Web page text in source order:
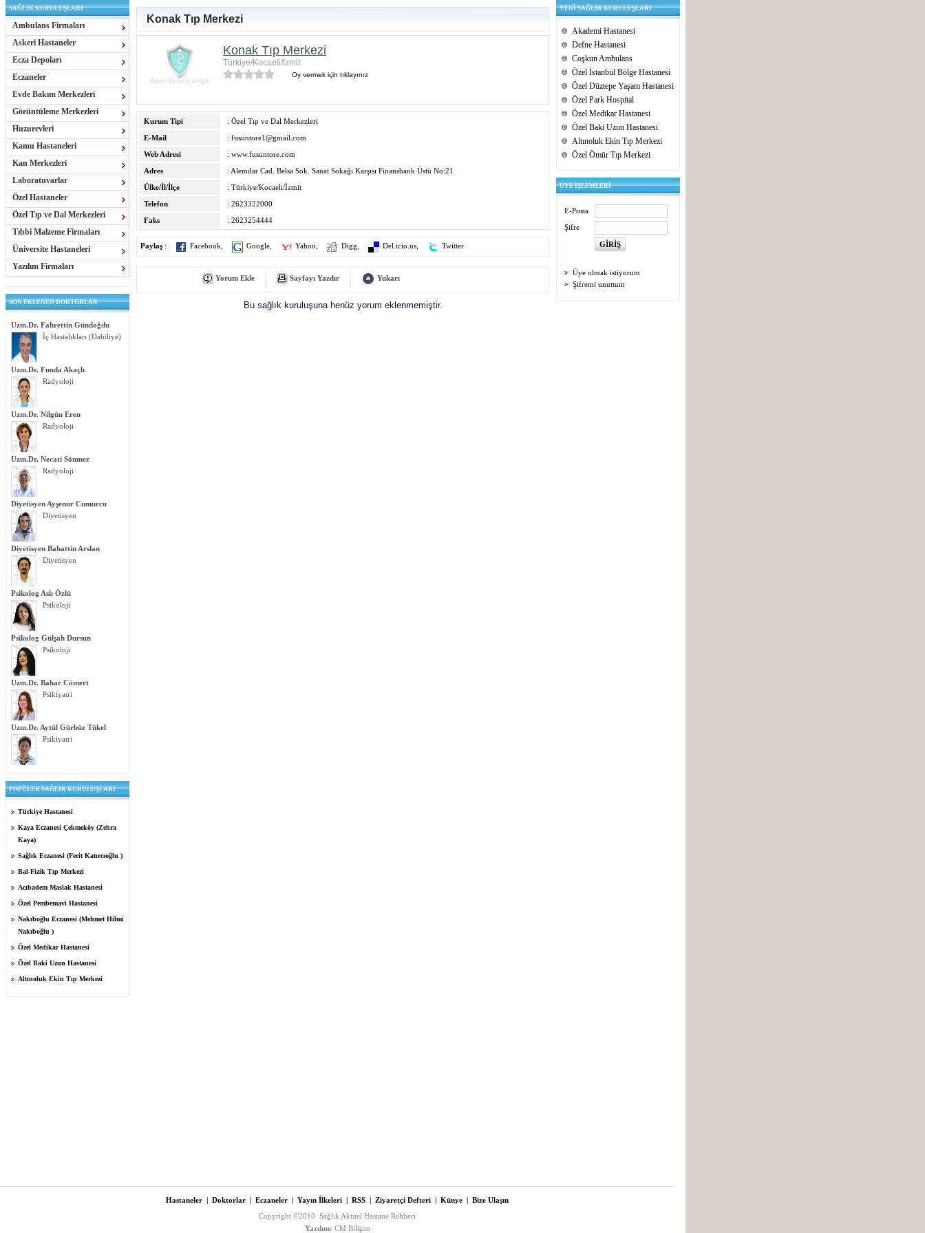
SAĞLIK KURULUŞLARI
Ambulans Firmaları
Askeri Hastaneler
Ecza Depoları
Eczaneler
Evde Bakım Merkezleri
Görüntüleme Merkezleri
Huzurevleri
Kamu Hastaneleri
Kan Merkezleri
Laboratuvarlar
Özel Hastaneler
Özel Tıp ve Dal Merkezleri
Tıbbi Malzeme Firmaları
Üniversite Hastaneleri
Yazılım Firmaları
SON EKLENEN DOKTORLAR
Uzm.Dr. Fahrettin Gündoğdu
İç Hastalıkları (Dahiliye)
Uzm.Dr. Funda Akaçlı
Radyoloji
Uzm.Dr. Nilgün Eren
Radyoloji
Uzm.Dr. Necati Sönmez
Radyoloji
Diyetisyen Ayşenur Cumurcu
Diyetisyen
Diyetisyen Bahattin Arslan
Diyetisyen
Psikolog Aslı Özlü
Psikoloji
Psikolog Gülşah Dursun
Psikoloji
Uzm.Dr. Bahar Cömert
Psikiyatri
Uzm.Dr. Aytül Gürbüz Tükel
Psikiyatri
POPÜLER SAĞLIK KURULUŞLARI
Türkiye Hastanesi
Kaya Eczanesi Çekmeköy (Zehra
Kaya)
Sağlık Eczanesi (Ferit Katırcıoğlu )
Bal-Fizik Tıp Merkezi
Acıbadem Maslak Hastanesi
Özel Pembemavi Hastanesi
Nakıboğlu Eczanesi (Mehmet Hilmi
Nakıboğlu )
Özel Medikar Hastanesi
Özel Baki Uzun Hastanesi
Altınoluk Ekin Tıp Merkezi
Konak Tıp Merkezi
Konak Tıp Merkezi
Türkiye/Kocaeli/İzmit
Oy vermek için tıklayınız
Kurum Tipi
: Özel Tıp ve Dal Merkezleri
E-Mail
: fusuntore1@gmail.com
Web Adresi
: www.fusuntore.com
Adres
: Alemdar Cad. Belsa Sok. Sanat Sokağı Karşısı Finansbank Üstü No:21
Ülke/İl/İlçe
: Türkiye/Kocaeli/İzmit
Telefon
: 2623322000
Faks
: 2623254444
Paylaş : Facebook Google Yahoo Digg Del.icio.us Twitter
Yorum Ekle Sayfayı Yazdır Yukarı
Bu sağlık kuruluşuna henüz yorum eklenmemiştir.
YENİ SAĞLIK KURULUŞLARI
Akademi Hastanesi
Defne Hastanesi
Coşkun Ambulans
Özel İstanbul Bölge Hastanesi
Özel Düztepe Yaşam Hastanesi
Özel Park Hospital
Özel Medikar Hastanesi
Özel Baki Uzun Hastanesi
Altınoluk Ekin Tıp Merkezi
Özel Ömür Tıp Merkezi
ÜYE İŞLEMLERİ
E-Posta
Şifre
Üye olmak istiyorum
Şifremi unuttum
Hastaneler | Doktorlar | Eczaneler | Yayın İlkeleri | RSS | Ziyaretçi Defteri | Künye | Bize Ulaşın
Copyright ©2010 Sağlık Aktuel Hastane Rehberi
Yazılım: CM Bilişim